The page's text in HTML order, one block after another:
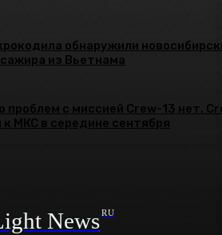
обнаружили
из Вьетнама
проблем с миссией Crew-13 нет.
МКС в середине сентября
NewsRU